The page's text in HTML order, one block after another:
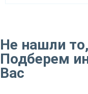
Не нашли
Подберем
Вас